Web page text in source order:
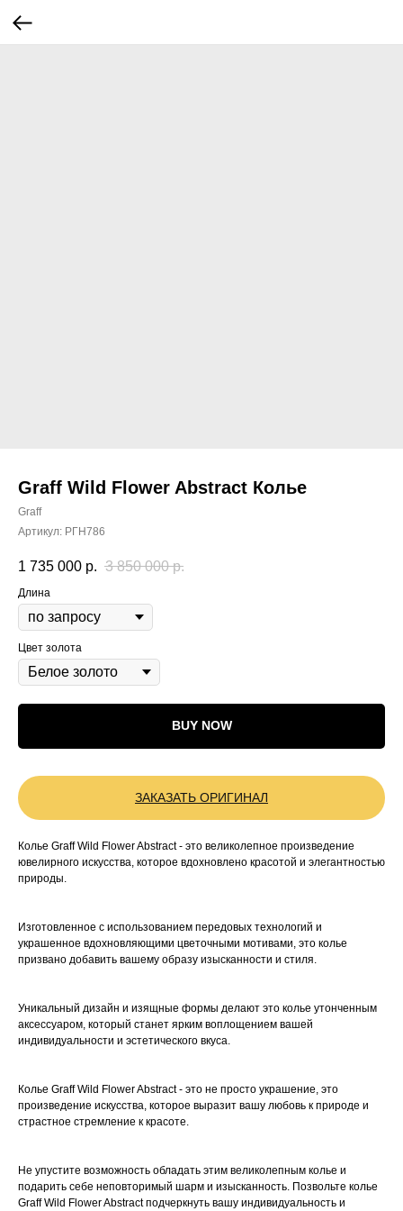
Graff Wild Flower Abstract Колье
Graff
Артикул: РГН786
1 735 000 р. 3 850 000 р.
Длина
Цвет золота
BUY NOW
ЗАКАЗАТЬ ОРИГИНАЛ
Колье Graff Wild Flower Abstract - это великолепное произведение
ювелирного искусства, которое вдохновлено красотой и элегантностью
природы.
Изготовленное с использованием передовых технологий и
украшенное вдохновляющими цветочными мотивами, это колье
призвано добавить вашему образу изысканности и стиля.
Уникальный дизайн и изящные формы делают это колье утонченным
аксессуаром, который станет ярким воплощением вашей
индивидуальности и эстетического вкуса.
Колье Graff Wild Flower Abstract - это не просто украшение, это
произведение искусства, которое выразит вашу любовь к природе и
страстное стремление к красоте.
Не упустите возможность обладать этим великолепным колье и
подарить себе неповторимый шарм и изысканность. Позвольте колье
Graff Wild Flower Abstract подчеркнуть вашу индивидуальность и